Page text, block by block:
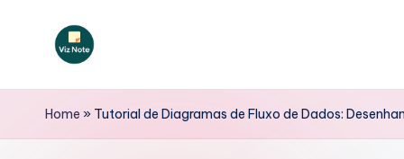
V
iz
Home » Tutorial de Diagramas de Fluxo de Dados: